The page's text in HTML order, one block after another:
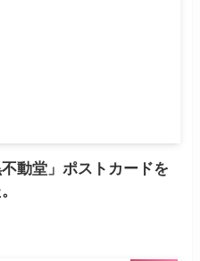
動堂」ポストカードを